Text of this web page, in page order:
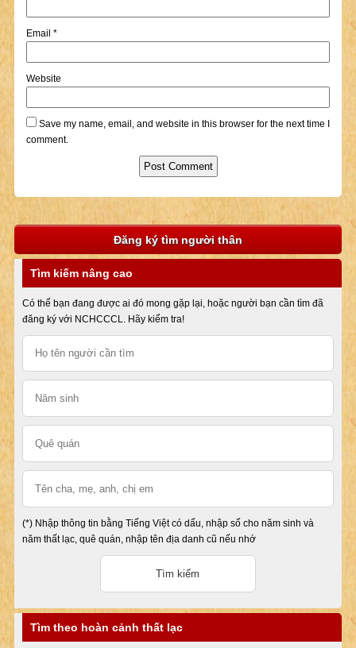
Email *
Website
Save my name, email, and website in this browser for the next time I
comment.
Đăng ký tìm người thân
Tìm kiếm nâng cao
Có thể bạn đang được ai đó mong gặp lại, hoặc người bạn cần tìm đã
đăng ký với NCHCCCL. Hãy kiểm tra!
(*) Nhập thông tin bằng Tiếng Việt có dấu, nhập số cho năm sinh và
năm thất lạc, quê quán, nhập tên địa danh cũ nếu nhớ
Tìm theo hoàn cảnh thất lạc